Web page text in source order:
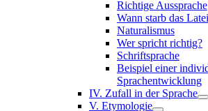
Richtige Aussprache
Wann starb das
Naturalismus
Wer spricht richtig?
Schriftsprache
Beispiel einer
Sprachentwicklung
IV. Zufall in der Sprache
V. Etymologie